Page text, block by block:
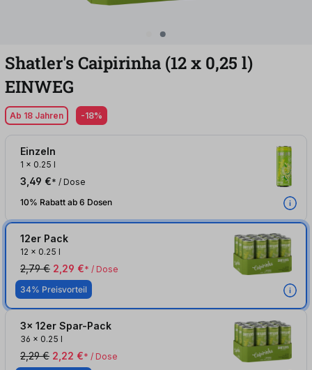
Shatler's Caipirinha (12x 0,25 l)
EINWEG
Ab 18 Jahren -18%
Einzeln
1 x 0.25 l
3,49 €* / Dose
10% Rabatt ab 6 Dosen
12er Pack
12 x 0.25 l
2,79 € 2,29 €* / Dose
34% Preisvorteil
3x 12er Spar-Pack
36 x 0.25 l
2,29 € 2,22 €* / Dose